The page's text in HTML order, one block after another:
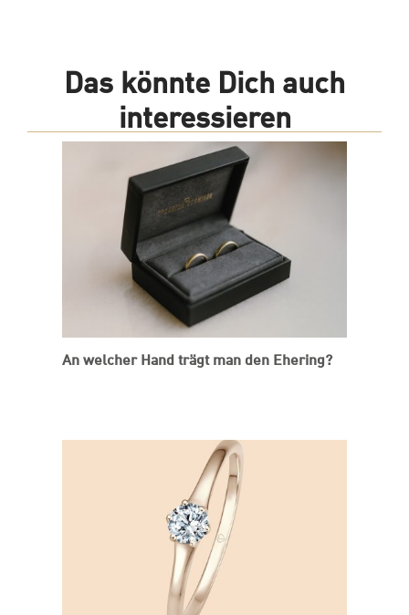
Das könnte Dich auch
interessieren
An welcher Hand trägt man den Ehering?